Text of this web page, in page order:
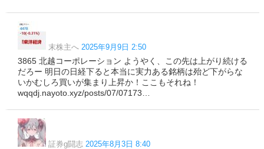
末株主へ 2025年9月9日 2:50
3865 北越コーポレーション ようやく、この先は上がり続ける
だろー 明日の日経下ると本当に実力ある銘柄は殆ど下がらな
いかむしろ買いが集まり上昇か！ここもそれね！
wqqdj.nayoto.xyz/posts/07/07173…
証券g闘志 2025年8月3日 8:40